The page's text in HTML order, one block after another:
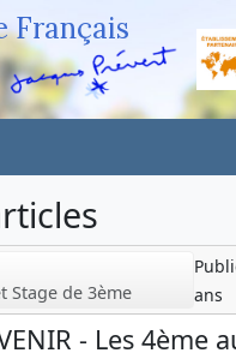
Français
Stage de 3ème
ans
- Les 4ème